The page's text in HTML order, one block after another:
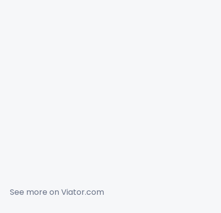
See more on Viator.com